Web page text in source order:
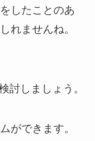
したことのあ
しれませんね。
討しましょう。
ができます。